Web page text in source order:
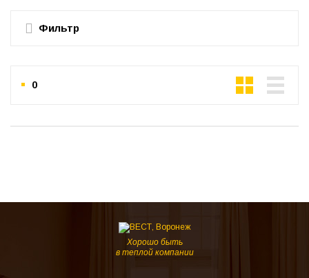
Фильтр
0
Хорошо быть
в теплой компании